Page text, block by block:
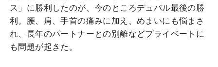
ス」に勝利したのが、今のところデュバル最後の勝
利。腰、肩、手首の痛みに加え、めまいにも悩まさ
れ、長年のパートナーとの別離などプライベートに
も問題が起きた。